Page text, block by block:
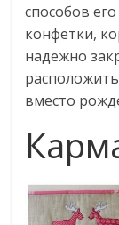
способов
конфетки,
надежно
вместо